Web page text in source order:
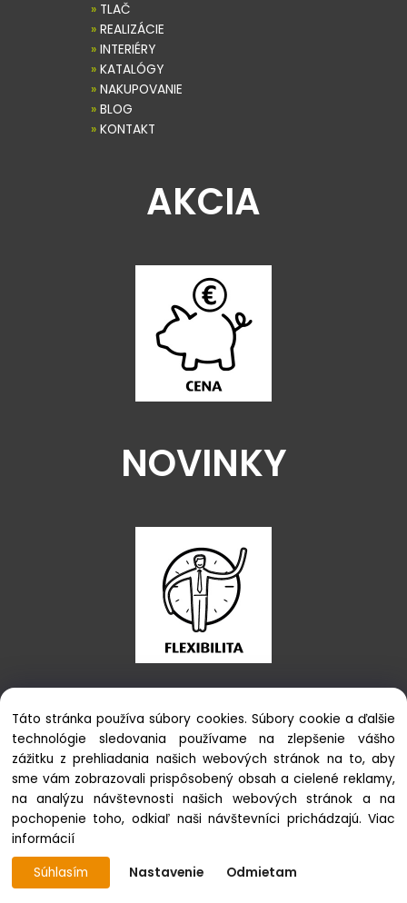
» TLAČ
» REALIZÁCIE
» INTERIÉRY
» KATALÓGY
» NAKUPOVANIE
» BLOG
» KONTAKT
AKCIA
NOVINKY
BLOG
Táto stránka používa súbory cookies. Súbory cookie a ďalšie
technológie sledovania používame na zlepšenie vášho
zážitku z prehliadania našich webových stránok na to, aby
sme vám zobrazovali prispôsobený obsah a cielené reklamy,
na analýzu návštevnosti našich webových stránok a na
pochopenie toho, odkiaľ naši návštevníci prichádzajú.Viac
informácií
Súhlasím
Nastavenie Odmietam